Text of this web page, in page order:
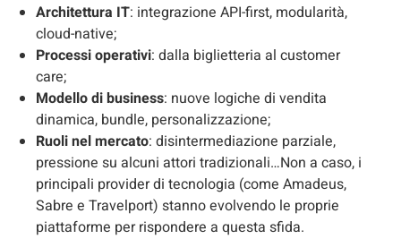
Architettura IT: integrazione API-first, modularità,
cloud-native;
Processi operativi: dalla biglietteria al customer
care;
Modello di business: nuove logiche di vendita
dinamica, bundle, personalizzazione;
Ruoli nel mercato: disintermediazione parziale,
pressione su alcuni attori tradizionali…Non a caso, i
principali provider di tecnologia (come Amadeus,
Sabre e Travelport) stanno evolvendo le proprie
piattaforme per rispondere a questa sfida.